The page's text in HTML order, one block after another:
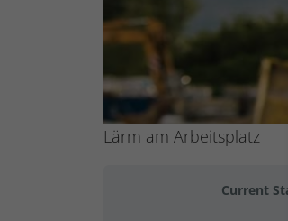
Lärm am Arbeitsplatz
Current